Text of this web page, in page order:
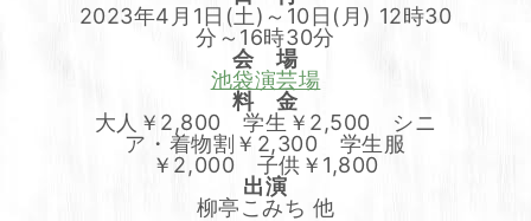
2023年4月1日(土)～10日(月) 12時30
分～16時30分
会 場
池袋演芸場
料 金
大人￥2,800 学生￥2,500 シニ
ア・着物割￥2,300 学生服
￥2,000 子供￥1,800
出演
柳亭こみち 他